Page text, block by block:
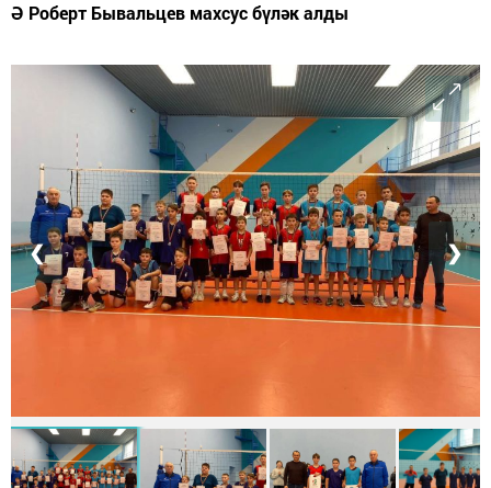
Ә Роберт Бывальцев махсус бүләк алды
❮ ❯